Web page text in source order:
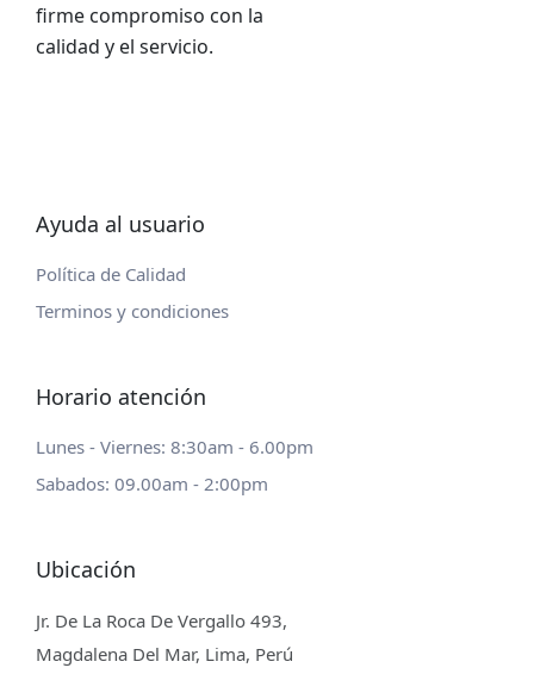
firme compromiso con la
calidad y el servicio.
Ayuda al usuario
Política de Calidad
Terminos y condiciones
Horario atención
Lunes - Viernes: 8:30am - 6.00pm
Sabados: 09.00am - 2:00pm
Ubicación
Jr. De La Roca De Vergallo 493,
Magdalena Del Mar, Lima, Perú